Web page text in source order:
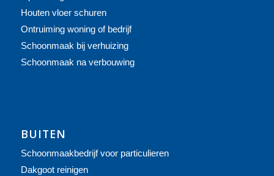
Houten vloer schuren
Ontruiming woning of bedrijf
Schoonmaak bij verhuizing
Schoonmaak na verbouwing
BUITEN
Schoonmaakbedrijf voor particulieren
Dakgoot reinigen